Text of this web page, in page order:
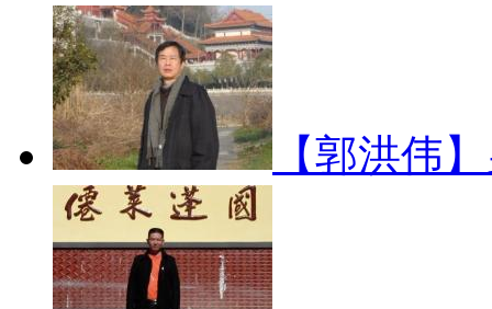
【郭洪伟